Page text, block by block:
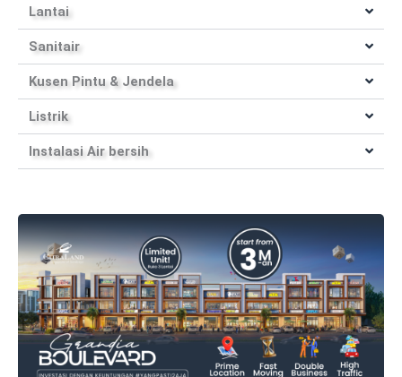
Lantai
Sanitair
Kusen Pintu & Jendela
Listrik
Instalasi Air bersih